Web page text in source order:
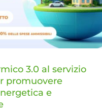
3.0 al servizio
promuovere
e